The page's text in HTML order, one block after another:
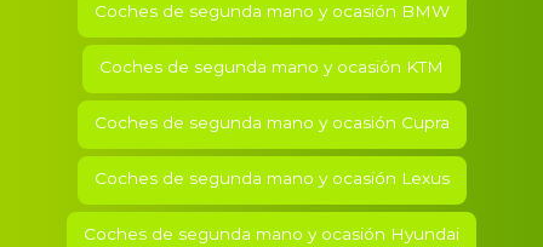
Coches de segunda mano y ocasión BMW
Coches de segunda mano y ocasión KTM
Coches de segunda mano y ocasión Cupra
Coches de segunda mano y ocasión Lexus
Coches de segunda mano y ocasión Hyundai